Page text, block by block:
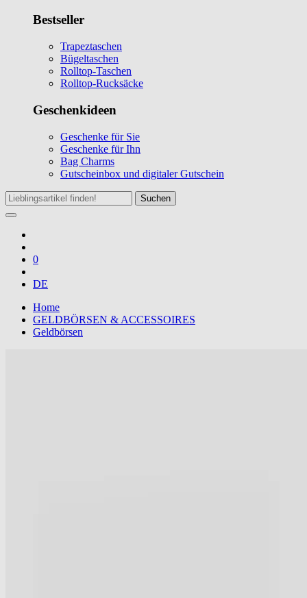
Bestseller
Trapeztaschen
Bügeltaschen
Rolltop-Taschen
Rolltop-Rucksäcke
Geschenkideen
Geschenke für Sie
Geschenke für Ihn
Bag Charms
Gutscheinbox und digitaler Gutschein
Suchen
0
DE
Home
GELDBÖRSEN & ACCESSOIRES
Geldbörsen